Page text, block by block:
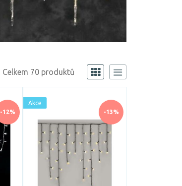
Celkem 70 produktů
-12% -13%
Akce